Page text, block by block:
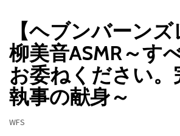
【ヘブンバーンズ
柳美音ASMR～す
お委ねください。
執事の献身～
WFS